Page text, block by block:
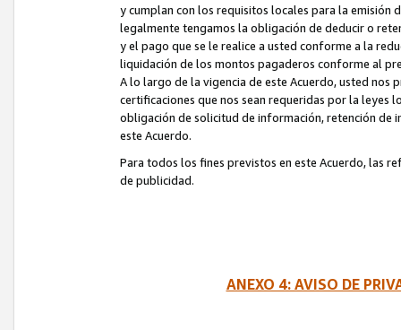
y cumplan con los requisitos locales para la emisión
legalmente tengamos la obligación de deducir o
y el pago que se le realice a usted conforme a la
liquidación de los montos pagaderos conforme al
A lo largo de la vigencia de este Acuerdo, usted
certificaciones que nos sean requeridas por la leyes
obligación de solicitud de información, retención de
este Acuerdo.
Para todos los fines previstos en este Acuerdo, las
de publicidad.
ANEXO 4: AVISO DE